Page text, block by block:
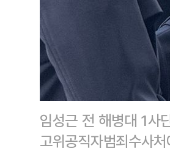
임성근 전 해병대 1사
고위공직자범죄수사